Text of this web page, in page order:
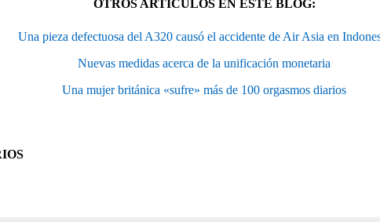
OTROS ARTÍCULOS EN ESTE BLOG:
Una pieza defectuosa del A320 causó el accidente de Air Asia en
Nuevas medidas acerca de la unificación monetaria
Una mujer británica «sufre» más de 100 orgasmos diarios